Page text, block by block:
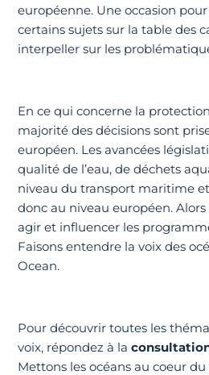
européenne. Une occasion
certains sujets sur la table des
interpeller sur les
En ce qui concerne la
majorité des décisions sont
européen. Les avancées
qualité de l’eau, de déchets
niveau du transport maritime et
donc au niveau européen.
agir et influencer les
Faisons entendre la voix des
Ocean.
Pour découvrir toutes les
voix, répondez à la
Mettons les océans au coeur